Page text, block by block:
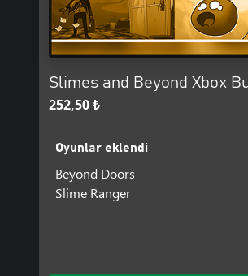
Slimes and Beyond Xbox
252,50 ₺
Oyunlar eklendi
Beyond Doors
Slime Ranger